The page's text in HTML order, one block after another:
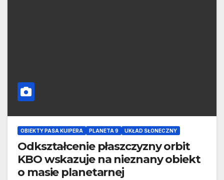
OBIEKTY PASA KUIPERA PLANETA 9 UKŁAD SŁONECZNY
Odkształcenie płaszczyzny orbit
KBO wskazuje na nieznany obiekt
o masie planetarnej